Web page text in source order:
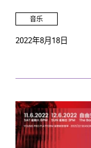
音乐
2022年8月18日